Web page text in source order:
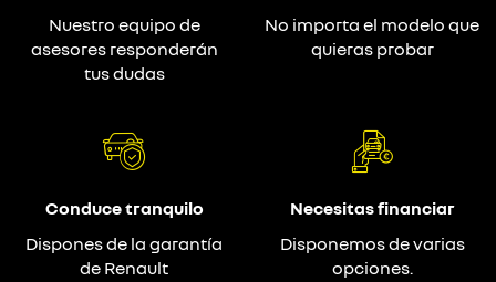
Nuestro equipo de
asesores responderán
tus dudas
No importa el modelo que
quieras probar
Conduce tranquilo
Dispones de la garantía
de Renault
Necesitas financiar
Disponemos de varias
opciones.